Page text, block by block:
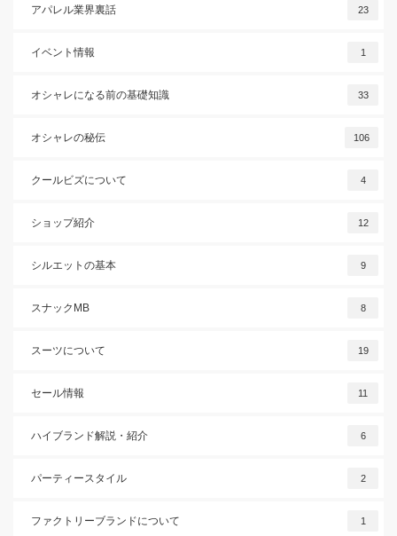
アパレル業界裏話 23
イベント情報 1
オシャレになる前の基礎知識 33
オシャレの秘伝 106
クールビズについて 4
ショップ紹介 12
シルエットの基本 9
スナックMB 8
スーツについて 19
セール情報 11
ハイブランド解説・紹介 6
パーティースタイル 2
ファクトリーブランドについて 1